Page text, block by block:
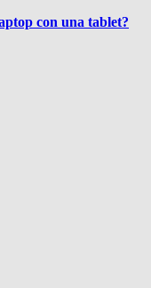
con una tablet?